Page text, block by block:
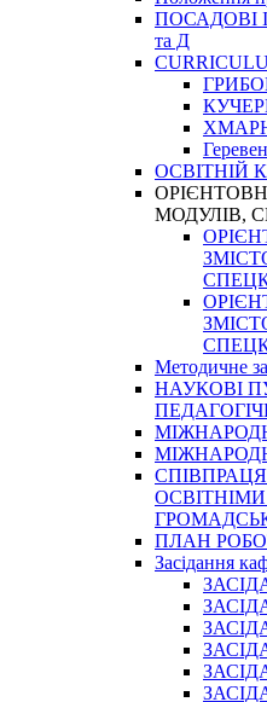
ПОСАДОВІ
та Д
ОСВІТНІЙ
МОДУЛІВ,
Методичне
НАУКОВІ
ПЛАН
Засідання